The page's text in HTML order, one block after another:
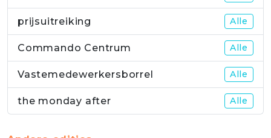
prijsuitreiking Alle
Commando Centrum Alle
Vastemedewerkersborrel Alle
the monday after Alle